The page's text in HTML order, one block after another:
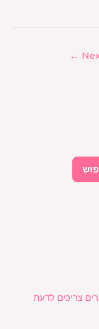
←
צריכים לדעת